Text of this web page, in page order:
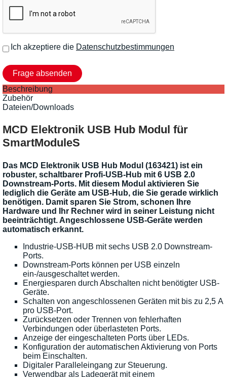
Ich akzeptiere die Datenschutzbestimmungen
Beschreibung
Zubehör
Dateien/Downloads
MCD Elektronik USB Hub Modul für
SmartModuleS
Das MCD Elektronik USB Hub Modul (163421) ist ein
robuster, schaltbarer Profi-USB-Hub mit 6 USB 2.0
Downstream-Ports. Mit diesem Modul aktivieren Sie
lediglich die Geräte am USB-Hub, die Sie gerade wirklich
benötigen. Damit sparen Sie Strom, schonen Ihre
Hardware und Ihr Rechner wird in seiner Leistung nicht
beeinträchtigt. Angeschlossene USB-Geräte werden
automatisch erkannt.
Industrie-USB-HUB mit sechs USB 2.0 Downstream-
Ports.
Downstream-Ports können per USB einzeln
ein-/ausgeschaltet werden.
Energiesparen durch Abschalten nicht benötigter USB-
Geräte.
Schalten von angeschlossenen Geräten mit bis zu 2,5 A
pro USB-Port.
Zurücksetzen oder Trennen von fehlerhaften
Verbindungen oder überlasteten Ports.
Anzeige der eingeschalteten Ports über LEDs.
Konfiguration der automatischen Aktivierung von Ports
beim Einschalten.
Digitaler Paralleleingang zur Steuerung.
Verwendbar als Ladegerät mit einem